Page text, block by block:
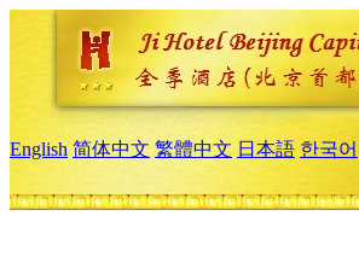
English 简体中文 繁體中文 日本語 한국어